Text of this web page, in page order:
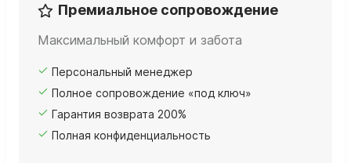
Премиальное сопровождение
Максимальный комфорт и забота
Персональный менеджер
Полное сопровождение «под ключ»
Гарантия возврата 200%
Полная конфиденциальность